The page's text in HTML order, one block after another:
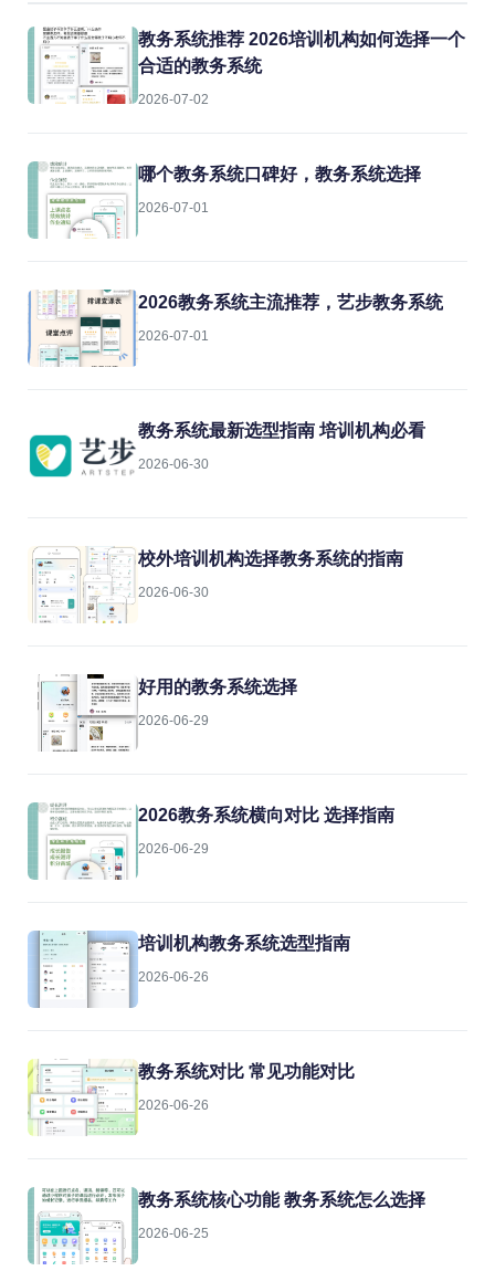
教务系统推荐 2026培训机构如何选择一个
合适的教务系统
2026-07-02
哪个教务系统口碑好，教务系统选择
2026-07-01
2026教务系统主流推荐，艺步教务系统
2026-07-01
教务系统最新选型指南 培训机构必看
2026-06-30
校外培训机构选择教务系统的指南
2026-06-30
好用的教务系统选择
2026-06-29
2026教务系统横向对比 选择指南
2026-06-29
培训机构教务系统选型指南
2026-06-26
教务系统对比 常见功能对比
2026-06-26
教务系统核心功能 教务系统怎么选择
2026-06-25